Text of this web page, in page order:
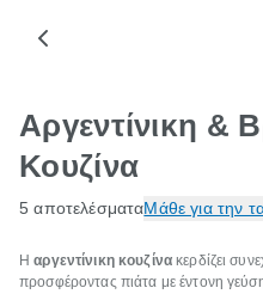
Αργεντίνικη &
Κουζίνα
5 αποτελέσματαΜάθε για την
Ηαργεντίνικη κουζίνακερδίζει
προσφέροντας πιάτα με έντονη